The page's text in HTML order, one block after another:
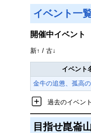
イベント一
開催中イベント
新↑ / 古↓
イベント
金牛の追憊、孤高
過去のイベン
目指せ崑崙